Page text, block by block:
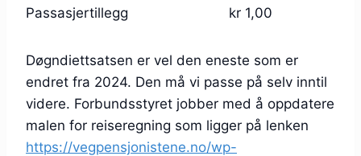
Passasjertillegg kr 1,00
Døgndiettsatsen er vel den eneste som er
endret fra 2024. Den må vi passe på selv inntil
videre. Forbundsstyret jobber med å oppdatere
malen for reiseregning som ligger på lenken
https://vegpensjonistene.no/wp-